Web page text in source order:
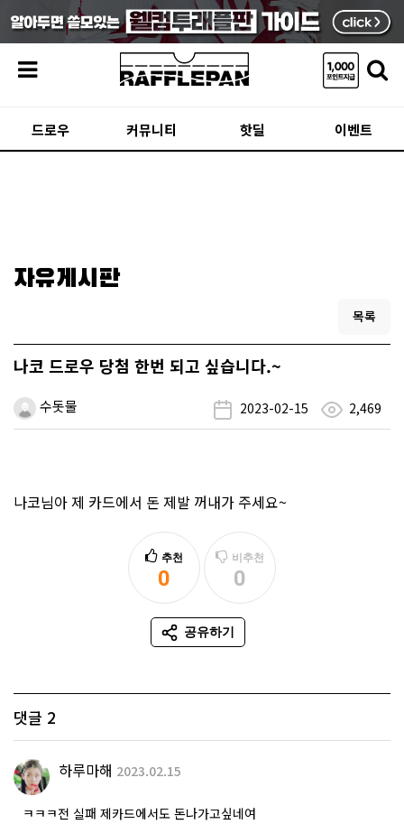
드로우 커뮤니티 핫딜 이벤트
자유게시판
목록
나코 드로우 당첨 한번 되고 싶습니다.~
수돗물 2023-02-15 2,469
나코님아 제 카드에서 돈 제발 꺼내가 주세요~
추천
0
추천
비추천
0
비추천
공유하기
SNS 공유
댓글 2
하루마해 2023.02.15
ㅋㅋㅋ전 실패 제카드에서도 돈나가고싶네여